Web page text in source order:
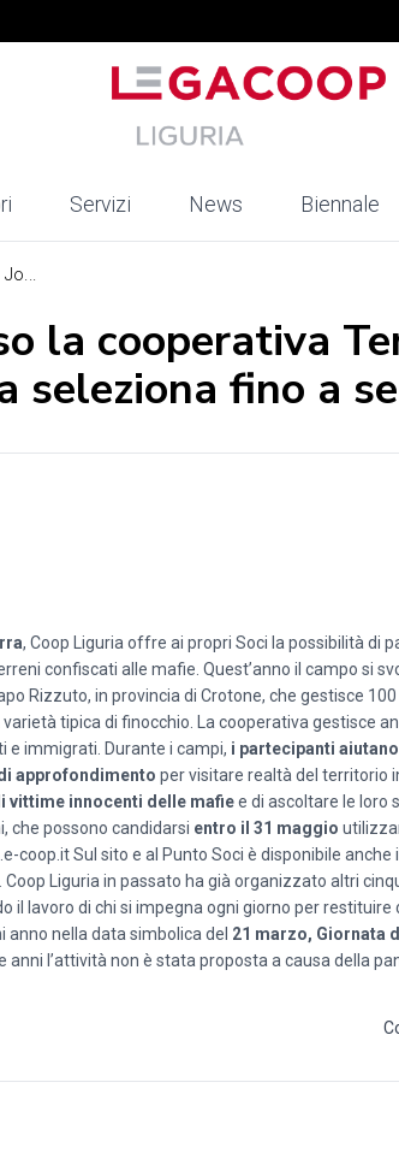
Servizi News Biennale
la cooperativa
seleziona fino a
, Coop Liguria offre ai propri Soci la possibilità di
confiscati alle mafie. Quest’anno il campo si
Rizzuto, in provincia di Crotone, che gestisce
tipica di finocchio. La cooperativa gestisce
e immigrati. Durante i campi, i partecipanti
approfondimento per visitare realtà del territorio
vittime innocenti delle mafiee di ascoltare le loro
che possono candidarsi entro il 31 maggio
coop.itSul sito e al Punto Soci è disponibile anche il
Liguria in passato ha già organizzato altri
lavoro di chi si impegna ogni giorno per
anno nella data simbolica del 21 marzo, Giornata
anni l’attività non è stata proposta a causa della